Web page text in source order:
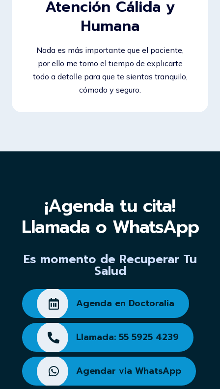
Atención Cálida y
Humana
Nada es más importante que el paciente,
por ello me tomo el tiempo de explicarte
todo a detalle para que te sientas tranquilo,
cómodo y seguro.
¡Agenda tu cita!
Llamada o WhatsApp
Es momento de Recuperar Tu
Salud
Agenda en Doctoralia
Llamada: 55 5925 4239
Agendar via WhatsApp